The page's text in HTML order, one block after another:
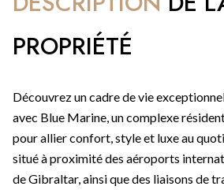
PROPRIÉTÉ
Découvrez un cadre de vie
avec Blue Marine, un complexe
pour allier confort, style et luxe au
situé à proximité des aéroports
de Gibraltar, ainsi que des liaisons de